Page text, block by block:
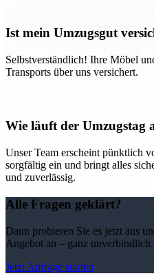
Ist mein Umzugsgut
Selbstverständlich! Ihre Möbel
Transports über uns versichert.
Wie läuft der Umzugstag
Unser Team erscheint pünktlich
sorgfältig ein und bringt alles
und zuverlässig.
Alle Fragen geklärt?
Dann probieren Sie es jetzt aus
Angebot an – ganz unverbindlich.
Jetzt Anfrage starten